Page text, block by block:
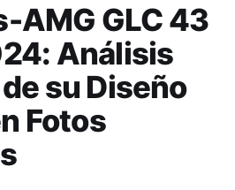
AMG GLC 43
Análisis
su Diseño
Fotos